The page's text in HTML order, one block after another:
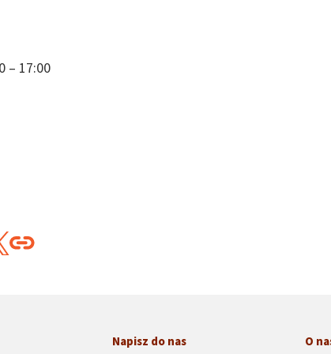
– 17:00
Napisz do nas O